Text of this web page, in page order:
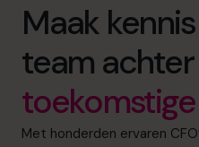
Over ons
Word lid van ons team
Plan een
Maak
team
toekomstige
Met honderden ervaren